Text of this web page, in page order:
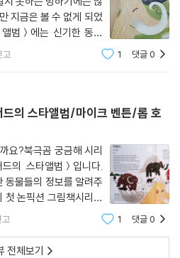
지금은 볼 수 없게 되었
범＞에는 신기한 동물
얼어버린 털매머드가 발
고 1 댓글0
의 스타앨범/마이크 벤튼/롭 호
요?북극곰 궁금해 시리
의 스타앨범＞입니다.
첫 논픽션 그림책시리즈
울.(코로나 때문에 따뜻
고 1 댓글0
전체보기